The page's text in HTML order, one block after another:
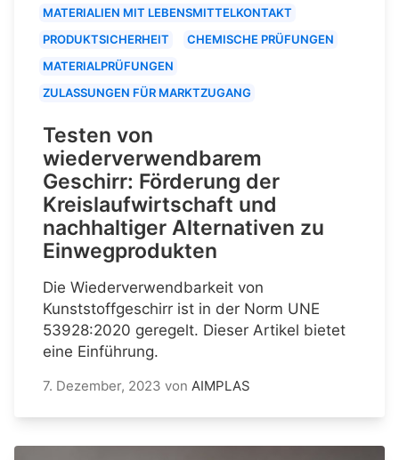
MATERIALIEN MIT LEBENSMITTELKONTAKT
PRODUKTSICHERHEIT
CHEMISCHE PRÜFUNGEN
MATERIALPRÜFUNGEN
ZULASSUNGEN FÜR MARKTZUGANG
Testen von
wiederverwendbarem
Geschirr: Förderung der
Kreislaufwirtschaft und
nachhaltiger Alternativen zu
Einwegprodukten
Die Wiederverwendbarkeit von
Kunststoffgeschirr ist in der Norm UNE
53928:2020 geregelt. Dieser Artikel bietet
eine Einführung.
7. Dezember, 2023 von AIMPLAS